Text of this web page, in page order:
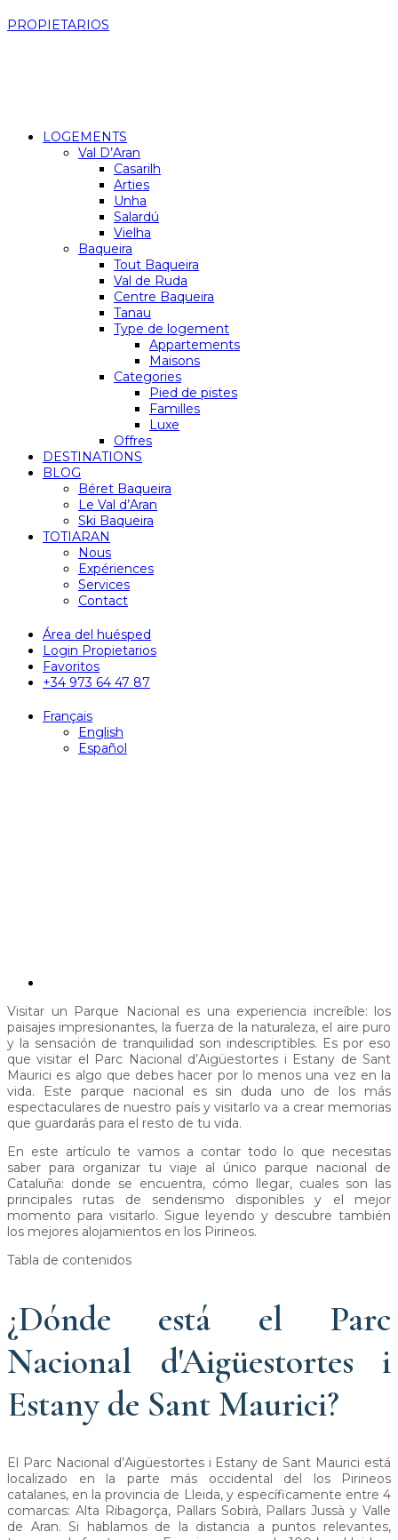
PROPIETARIOS
LOGEMENTS
Val D’Aran
Casarilh
Arties
Unha
Salardú
Vielha
Baqueira
Tout Baqueira
Val de Ruda
Centre Baqueira
Tanau
Type de logement
Appartements
Maisons
Categories
Pied de pistes
Familles
Luxe
Offres
DESTINATIONS
BLOG
Béret Baqueira
Le Val d’Aran
Ski Baqueira
TOTIARAN
Nous
Expériences
Services
Contact
Área del huésped
Login Propietarios
Favoritos
+34 973 64 47 87
Français
English
Español
Visitar un Parque Nacional es una experiencia increíble: los
paisajes impresionantes, la fuerza de la naturaleza, el aire puro
y la sensación de tranquilidad son indescriptibles. Es por eso
que visitar el Parc Nacional d’Aigüestortes i Estany de Sant
Maurici es algo que debes hacer por lo menos una vez en la
vida. Este parque nacional es sin duda uno de los más
espectaculares de nuestro país y visitarlo va a crear memorias
que guardarás para el resto de tu vida.
En este artículo te vamos a contar todo lo que necesitas
saber para organizar tu viaje al único parque nacional de
Cataluña: donde se encuentra, cómo llegar, cuales son las
principales rutas de senderismo disponibles y el mejor
momento para visitarlo. Sigue leyendo y descubre también
los mejores alojamientos en los Pirineos.
Tabla de contenidos
¿Dónde está el Parc
Nacional d'Aigüestortes i
Estany de Sant Maurici?
El Parc Nacional d’Aigüestortes i Estany de Sant Maurici está
localizado en la parte más occidental del los Pirineos
catalanes, en la provincia de Lleida, y específicamente entre 4
comarcas: Alta Ribagorça, Pallars Sobirà, Pallars Jussà y Valle
de Aran. Si hablamos de la distancia a puntos relevantes,